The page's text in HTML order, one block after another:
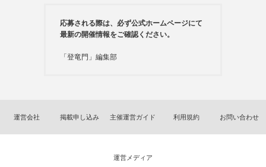
応募される際は、必ず公式ホームページにて
最新の開催情報をご確認ください。
「登竜門」編集部
運営会社 掲載申し込み 主催運営ガイド 利用規約 お問い合わせ
運営メディア